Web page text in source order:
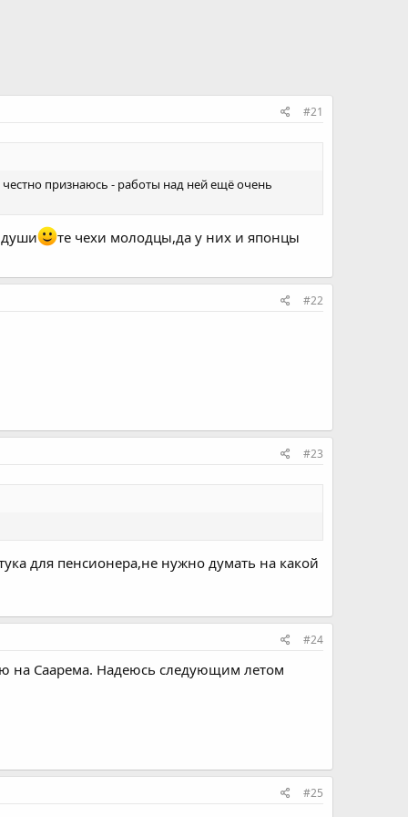
#21
признаюсь - работы над ней ещё очень
души
те чехи молодцы,да у них и японцы
#22
#23
для пенсионера,не нужно думать на какой
#24
на Саарема. Надеюсь следующим летом
#25